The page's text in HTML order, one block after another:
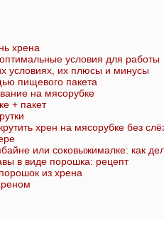
хрена
условия для работы
условиях, их плюсы и минусы
пищевого пакета
на мясорубке
+ пакет
хрен на мясорубке без
или соковыжималке: как
в виде порошка: рецепт
из хрена